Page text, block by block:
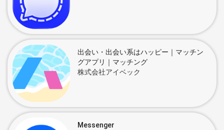
出会い・出会い系はハッピー｜マッチン
グアプリ｜マッチング
株式会社アイベック
Messenger